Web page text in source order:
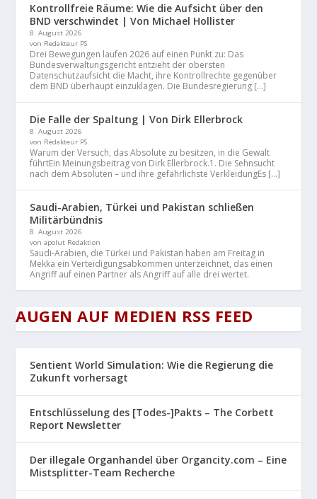
Kontrollfreie Räume: Wie die Aufsicht über den
BND verschwindet | Von Michael Hollister
8. August 2026
von Redakteur PS
Drei Bewegungen laufen 2026 auf einen Punkt zu: Das
Bundesverwaltungsgericht entzieht der obersten
Datenschutzaufsicht die Macht, ihre Kontrollrechte gegenüber
dem BND überhaupt einzuklagen. Die Bundesregierung […]
Die Falle der Spaltung | Von Dirk Ellerbrock
8. August 2026
von Redakteur PS
Warum der Versuch, das Absolute zu besitzen, in die Gewalt
führtEin Meinungsbeitrag von Dirk Ellerbrock.1. Die Sehnsucht
nach dem Absoluten – und ihre gefährlichste VerkleidungEs […]
Saudi-Arabien, Türkei und Pakistan schließen
Militärbündnis
8. August 2026
von apolut Redaktion
Saudi-Arabien, die Türkei und Pakistan haben am Freitag in
Mekka ein Verteidigungsabkommen unterzeichnet, das einen
Angriff auf einen Partner als Angriff auf alle drei wertet.
AUGEN AUF MEDIEN RSS FEED
Sentient World Simulation: Wie die Regierung die
Zukunft vorhersagt
Entschlüsselung des [Todes-]Pakts – The Corbett
Report Newsletter
Der illegale Organhandel über Organcity.com – Eine
Mistsplitter-Team Recherche